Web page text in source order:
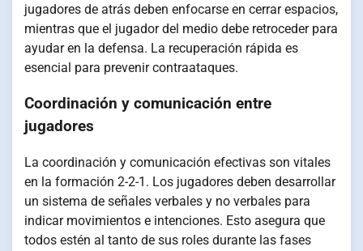
jugadores de atrás deben enfocarse en cerrar espacios,
mientras que el jugador del medio debe retroceder para
ayudar en la defensa. La recuperación rápida es
esencial para prevenir contraataques.
Coordinación y comunicación entre
jugadores
La coordinación y comunicación efectivas son vitales
en la formación 2-2-1. Los jugadores deben desarrollar
un sistema de señales verbales y no verbales para
indicar movimientos e intenciones. Esto asegura que
todos estén al tanto de sus roles durante las fases